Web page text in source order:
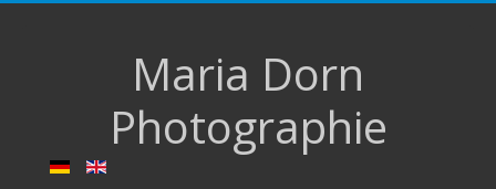
Maria Dorn
Photographie